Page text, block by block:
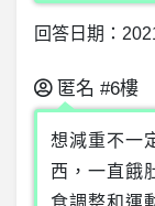
回答日期：
匿名 #6樓
想減重不一
西，一直餓